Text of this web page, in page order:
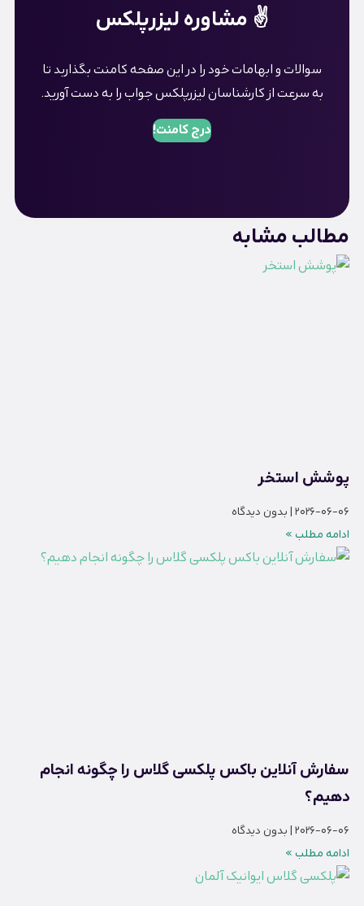
✌️ مشاوره لیزرپلکس
سوالات و ابهامات خود را در این صفحه کامنت بگذاربد تا
به سرعت از کارشناسان لیزرپلکس جواب را به دست آورید.
درج کامنت!
مطالب مشابه
پوشش استخر
2026-06-06 بدون دیدگاه
ادامه مطلب »
سفارش آنلاین باکس پلکسی گلاس را چگونه انجام
دهیم؟
2026-06-06 بدون دیدگاه
ادامه مطلب »